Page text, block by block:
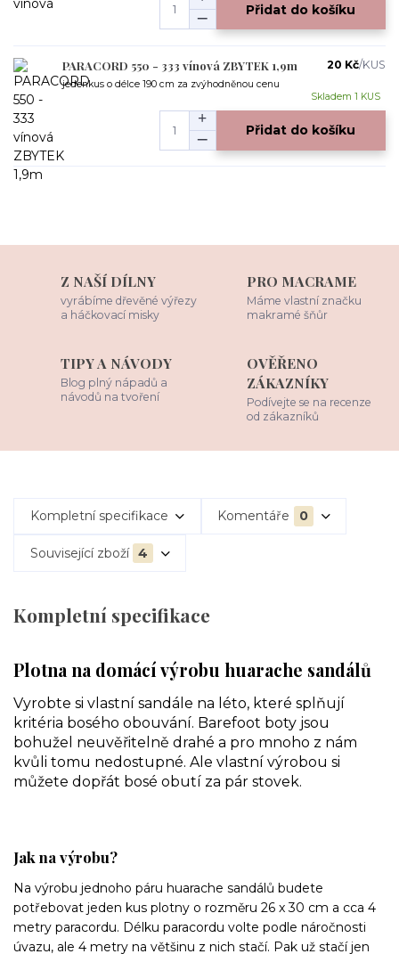
Přidat do košíku
PARACORD 550 - 333 vínová ZBYTEK 1,9m
jedenkus o délce 190 cm za zvýhodněnou cenu
20 Kč/KUS
Skladem 1 KUS
Přidat do košíku
Z NAŠÍ DÍLNY
vyrábíme dřevěné výřezy
a háčkovací misky
PRO MACRAME
Máme vlastní značku
makramé šňůr
TIPY A NÁVODY
Blog plný nápadů a
návodů na tvoření
OVĚŘENO
ZÁKAZNÍKY
Podívejte se na recenze
od zákazníků
Kompletní specifikace Komentáře 0
Související zboží 4
Kompletní specifikace
Plotna na domácí výrobu huarache sandálů
Vyrobte si vlastní sandále na léto, které splňují
kritéria bosého obouvání. Barefoot boty jsou
bohužel neuvěřitelně drahé a pro mnoho z nám
kvůli tomu nedostupné. Ale vlastní výrobou si
můžete dopřát bosé obutí za pár stovek.
Jak na výrobu?
Na výrobu jednoho páru huarache sandálů budete
potřebovat jeden kus plotny o rozměru 26 x 30 cm a cca 4
metry paracordu. Délku paracordu volte podle náročnosti
úvazu, ale 4 metry na většinu z nich stačí. Pak už stačí jen